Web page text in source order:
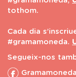
tothom.
Cada dia
#gramamoneda.
Segueix-nos
Gramamoneda